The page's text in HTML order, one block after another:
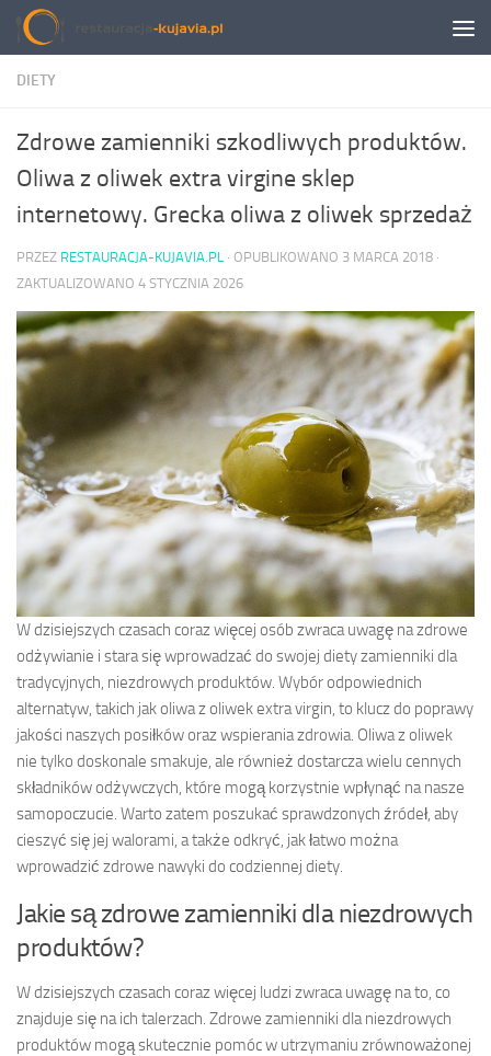
Przeskocz do treści
DIETY
Zdrowe zamienniki szkodliwych produktów.
Oliwa z oliwek extra virgine sklep
internetowy. Grecka oliwa z oliwek sprzedaż
PRZEZ RESTAURACJA-KUJAVIA.PL · OPUBLIKOWANO 3 MARCA 2018 ·
ZAKTUALIZOWANO 4 STYCZNIA 2026
W dzisiejszych czasach coraz więcej osób zwraca uwagę na zdrowe
odżywianie i stara się wprowadzać do swojej diety zamienniki dla
tradycyjnych, niezdrowych produktów. Wybór odpowiednich
alternatyw, takich jak oliwa z oliwek extra virgin, to klucz do poprawy
jakości naszych posiłków oraz wspierania zdrowia. Oliwa z oliwek
nie tylko doskonale smakuje, ale również dostarcza wielu cennych
składników odżywczych, które mogą korzystnie wpłynąć na nasze
samopoczucie. Warto zatem poszukać sprawdzonych źródeł, aby
cieszyć się jej walorami, a także odkryć, jak łatwo można
wprowadzić zdrowe nawyki do codziennej diety.
Jakie są zdrowe zamienniki dla niezdrowych
produktów?
W dzisiejszych czasach coraz więcej ludzi zwraca uwagę na to, co
znajduje się na ich talerzach. Zdrowe zamienniki dla niezdrowych
produktów mogą skutecznie pomóc w utrzymaniu zrównoważonej